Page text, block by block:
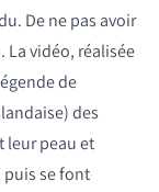
De ne pas avoir
La vidéo, réalisée
de
des
leur peau et
puis se font